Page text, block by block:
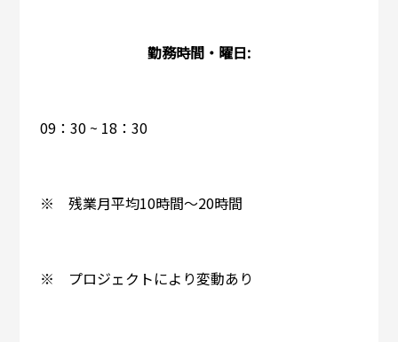
勤務時間・曜日:
09：30 ~ 18：30
※ 残業月平均10時間～20時間
※ プロジェクトにより変動あり